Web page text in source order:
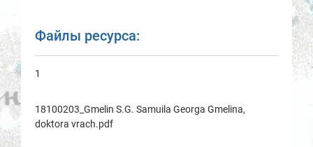
Файлы ресурса:
1
18100203_Gmelin S.G. Samuila Georga Gmelina,
doktora vrach.pdf